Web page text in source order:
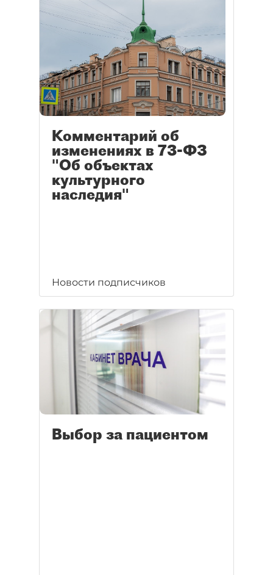
Комментарий об
изменениях в 73-ФЗ
"Об объектах
культурного
наследия"
Новости подписчиков
Выбор за пациентом